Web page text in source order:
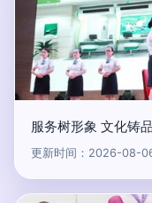
服务树形象 文化铸
更新时间：2026-08-